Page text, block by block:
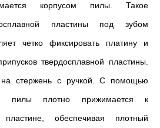
корпусом пилы. Такое
пластины под зубом
четко фиксировать платину и
твердосплавной пластины.
на стержень с ручкой. С помощью
пилы плотно прижимается к
пластине, обеспечивая плотный